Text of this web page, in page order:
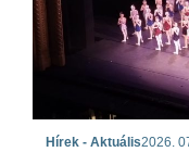
Hírek - Aktuális2026.